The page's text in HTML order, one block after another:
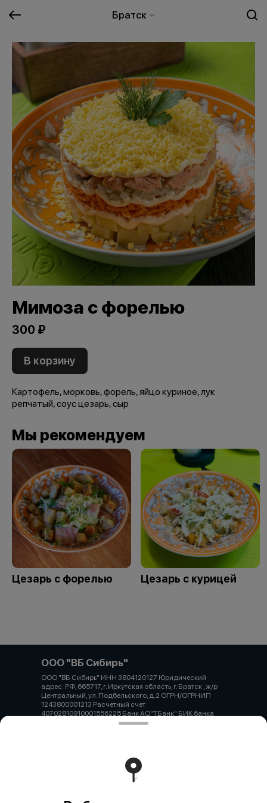
Братск
Мимоза с форелью
300 ₽
В корзину
Картофель, морковь, форель, яйцо куриное, лук
репчатый, соус цезарь, сыр
Мы рекомендуем
Цезарь с форелью Цезарь с курицей
ООО "ВБ Сибирь"
ООО "ВБ Сибирь" ИНН 3804120127 Юридический
адрес: РФ, 665717, г. Иркутская область, г. Братск , ж/р
Центральный, ул. Подбельского, д.2 ОГРН/ОГРНИП
1243800001213 Расчетный счет
40702810910001556225 Банк АО"ТБанк" БИК банка
044525974 ИНН банка 7710140679 Корр.счет банка